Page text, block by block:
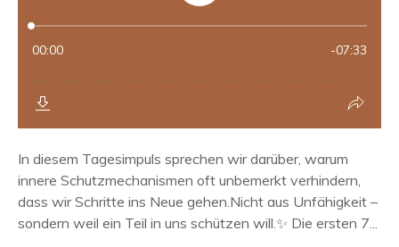
In diesem Tagesimpuls sprechen wir darüber, warum
innere Schutzmechanismen oft unbemerkt verhindern,
dass wir Schritte ins Neue gehen.Nicht aus Unfähigkeit –
sondern weil ein Teil in uns schützen will.✨ Die ersten 7...